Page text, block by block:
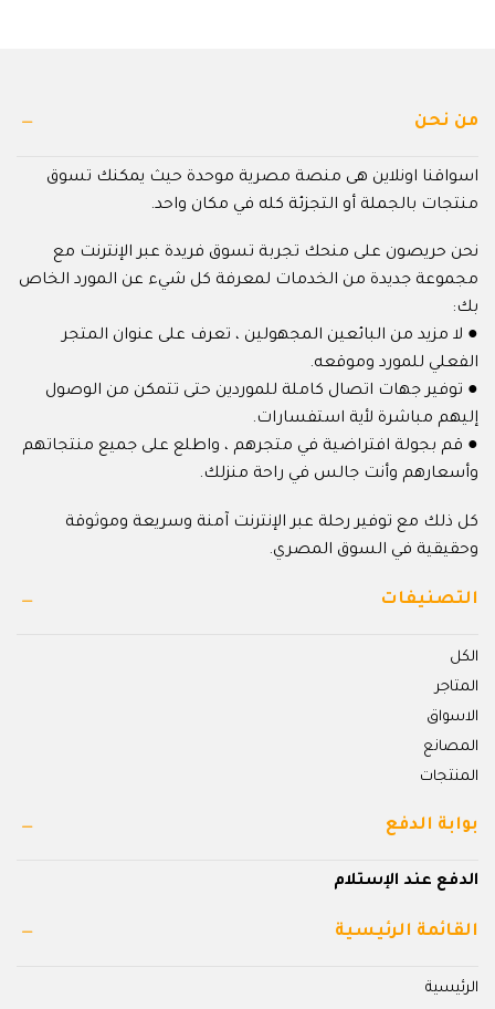
من نحن
اسواقنا اونلاين هى منصة مصرية موحدة حيث يمكنك تسوق
منتجات بالجملة أو التجزئة كله في مكان واحد.
نحن حريصون على منحك تجربة تسوق فريدة عبر الإنترنت مع
مجموعة جديدة من الخدمات لمعرفة كل شيء عن المورد الخاص
بك:
● لا مزيد من البائعين المجهولين ، تعرف على عنوان المتجر
الفعلي للمورد وموقعه.
● توفير جهات اتصال كاملة للموردين حتى تتمكن من الوصول
إليهم مباشرة لأية استفسارات.
● قم بجولة افتراضية في متجرهم ، واطلع على جميع منتجاتهم
وأسعارهم وأنت جالس في راحة منزلك.
كل ذلك مع توفير رحلة عبر الإنترنت آمنة وسريعة وموثوقة
وحقيقية في السوق المصري.
التصنيفات
الكل
المتاجر
الاسواق
المصانع
المنتجات
بوابة الدفع
الدفع عند الإستلام
القائمة الرئيسية
الرئيسية